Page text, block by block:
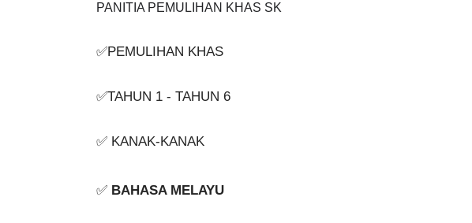
PANITIA PEMULIHAN KHAS SK
✅PEMULIHAN KHAS
✅TAHUN 1 - TAHUN 6
✅ KANAK-KANAK
✅ BAHASA MELAYU